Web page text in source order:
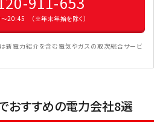
20:45 （※年末年始を除く）
新電力紹介を含む電気やガスの取次総合サービ
おすすめの電力会社8選